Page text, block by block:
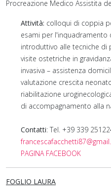
Procreazione Medico Assistita
Attività: colloqui di coppia
esami per l'inquadramento
introduttivo alle tecniche di
visite ostetriche in
invasiva – assistenza
valutazione crescita
riabilitazione
di accompagnamento alla
Contatti: Tel. +39 339
PAGINA FACEBOOK
FOGLIO LAURA